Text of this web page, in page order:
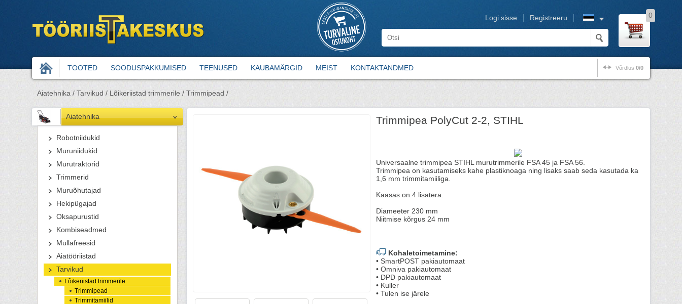
Registreeru
Logi sisse 0
TOOTED SOODUSPAKKUMISED TEENUSED KAUBAMÄRGID MEIST KONTAKTANDMED Võrdlus 0/0
Aiatehnika / Tarvikud / Lõikeriistad trimmerile / Trimmipead /
Aiatehnika
Robotniidukid
Muruniidukid
Murutraktorid
Trimmerid
Muruõhutajad
Hekipügajad
Oksapurustid
Kombiseadmed
Mullafreesid
Aiatööriistad
Tarvikud
Lõikeriistad trimmerile
Trimmipead
Trimmitamiilid
Trimmipea PolyCut 2-2, STIHL
Universaalne trimmipea STIHL murutrimmerile FSA 45 ja FSA 56.
Trimmipea on kasutamiseks kahe plastiknoaga ning lisaks saab seda kasutada ka
1,6 mm trimmitamiiliga.
Kaasas on 4 lisatera.
Diameeter 230 mm
Niitmise kõrgus 24 mm
Kohaletoimetamine:
• SmartPOST pakiautomaat
• Omniva pakiautomaat
• DPD pakiautomaat
• Kuller
• Tulen ise järele